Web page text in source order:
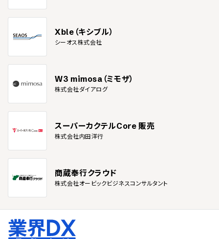
Xble（キシブル）
シーオス株式会社
W3 mimosa（ミモザ）
株式会社ダイアログ
スーパーカクテルCore 販売
株式会社内田洋行
商蔵奉行クラウド
株式会社オービックビジネスコンサルタント